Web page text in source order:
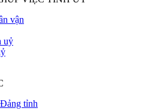
vận
uỷ
tỉnh